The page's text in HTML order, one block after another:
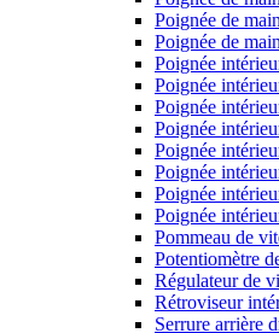
Poignée de
Poignée de
Poignée
Poignée
Poignée
Poignée
Poignée
Poignée
Poignée
Poignée
Pommeau de
Potentiomètre
Régulateur de
Rétroviseur
Serrure arrière